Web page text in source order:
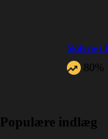
Skiferie i
80%
Populære indlæg